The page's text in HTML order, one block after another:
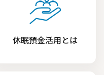
休眠預金活用とは